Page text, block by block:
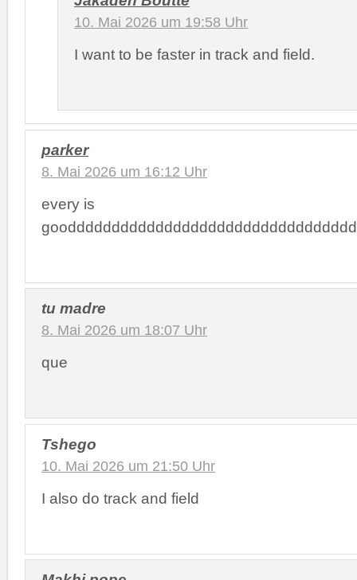
10. Mai 2026 um 19:58 Uhr
I want to be faster in track and field.
parker
8. Mai 2026 um 16:12 Uhr
every is
tu madre
8. Mai 2026 um 18:07 Uhr
que
Tshego
10. Mai 2026 um 21:50 Uhr
I also do track and field